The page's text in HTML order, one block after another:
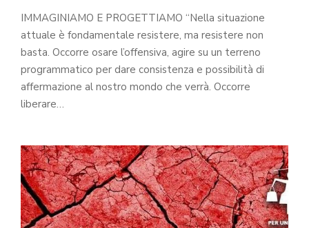
IMMAGINIAMO E PROGETTIAMO “Nella situazione
attuale è fondamentale resistere, ma resistere non
basta. Occorre osare l’offensiva, agire su un terreno
programmatico per dare consistenza e possibilità di
affermazione al nostro mondo che verrà. Occorre
liberare…